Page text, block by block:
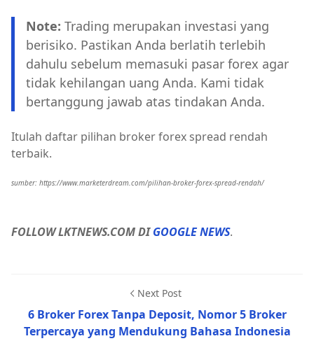
Note: Trading merupakan investasi yang
berisiko. Pastikan Anda berlatih terlebih
dahulu sebelum memasuki pasar forex agar
tidak kehilangan uang Anda. Kami tidak
bertanggung jawab atas tindakan Anda.
Itulah daftar pilihan broker forex spread rendah
terbaik.
sumber: https://www.marketerdream.com/pilihan-broker-forex-spread-rendah/
FOLLOW LKTNEWS.COM DIGOOGLE NEWS.
Next Post
6 Broker Forex Tanpa Deposit, Nomor 5 Broker
Terpercaya yang Mendukung Bahasa Indonesia